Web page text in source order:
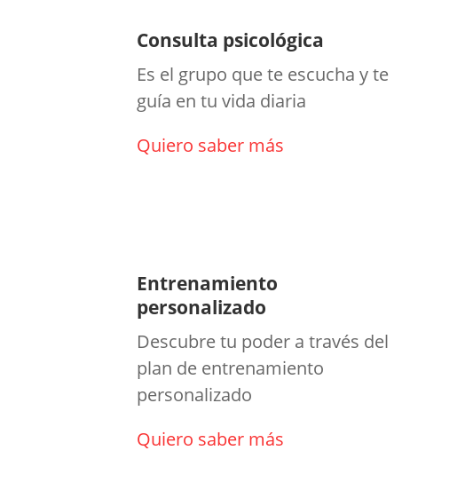
Consulta psicológica
Es el grupo que te escucha y te
guía en tu vida diaria
Quiero saber más
Entrenamiento
personalizado
Descubre tu poder a través del
plan de entrenamiento
personalizado
Quiero saber más